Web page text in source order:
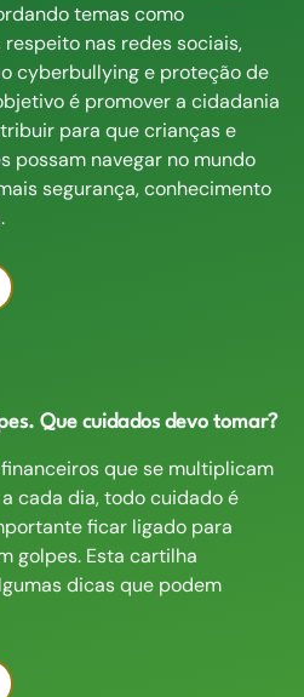
temas como
nas redes sociais,
cyberbullying e proteção de
é promover a cidadania
para que crianças e
possam navegar no mundo
segurança, conhecimento
Que cuidados devo tomar?
que se multiplicam
cada dia, todo cuidado é
ficar ligado para
golpes. Esta cartilha
dicas que podem